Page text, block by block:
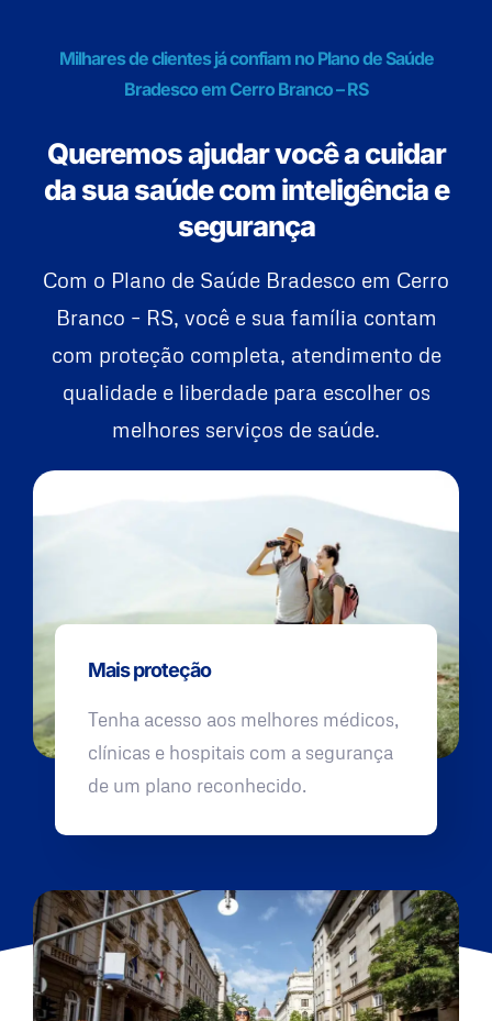
Milhares de clientes já confiam no Plano de Saúde
Bradesco em Cerro Branco – RS
Queremos ajudar você a cuidar
da sua saúde com inteligência e
segurança
Com o Plano de Saúde Bradesco em Cerro
Branco – RS, você e sua família contam
com proteção completa, atendimento de
qualidade e liberdade para escolher os
melhores serviços de saúde.
Mais proteção
Tenha acesso aos melhores médicos,
clínicas e hospitais com a segurança
de um plano reconhecido.